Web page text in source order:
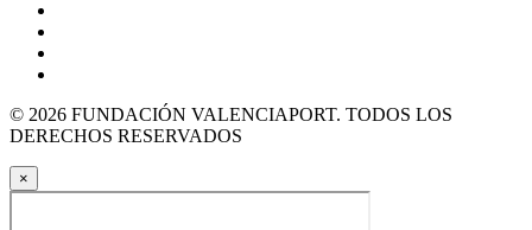
© 2026 FUNDACIÓN VALENCIAPORT. TODOS LOS
DERECHOS RESERVADOS
×